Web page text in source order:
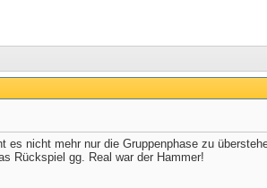
nicht mehr nur die Gruppenphase zu
Rückspiel gg. Real war der Hammer!